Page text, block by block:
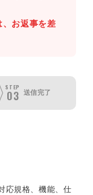
、お返事を差
STEP
03 送信完了
応規格、機能、仕